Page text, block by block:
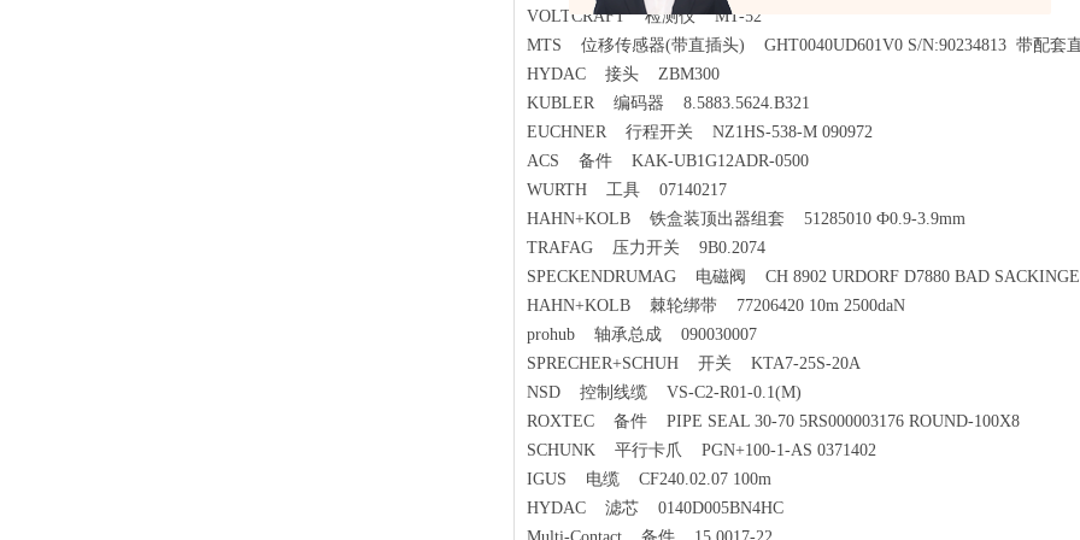
VOLTCRAFT 检测仪 MT-52
MTS 位移传感器(带直插头) GHT0040UD601V0 S/N:90234813 带配套
HYDAC 接头 ZBM300
KUBLER 编码器 8.5883.5624.B321
EUCHNER 行程开关 NZ1HS-538-M 090972
ACS 备件 KAK-UB1G12ADR-0500
WURTH 工具 07140217
HAHN+KOLB 铁盒装顶出器组套 51285010 Ф0.9-3.9mm
TRAFAG 压力开关 9B0.2074
SPECKENDRUMAG 电磁阀 CH 8902 URDORF D7880 BAD
HAHN+KOLB 棘轮绑带 77206420 10m 2500daN
prohub 轴承总成 090030007
SPRECHER+SCHUH 开关 KTA7-25S-20A
NSD 控制线缆 VS-C2-R01-0.1(M)
ROXTEC 备件 PIPE SEAL 30-70 5RS000003176 ROUND-100X8
SCHUNK 平行卡爪 PGN+100-1-AS 0371402
IGUS 电缆 CF240.02.07 100m
HYDAC 滤芯 0140D005BN4HC